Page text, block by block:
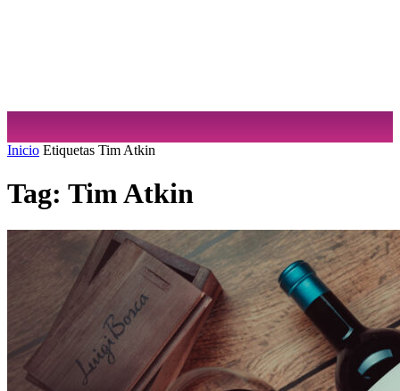
Sabrina Cuculiansky
Inicio Etiquetas Tim Atkin
Tag: Tim Atkin